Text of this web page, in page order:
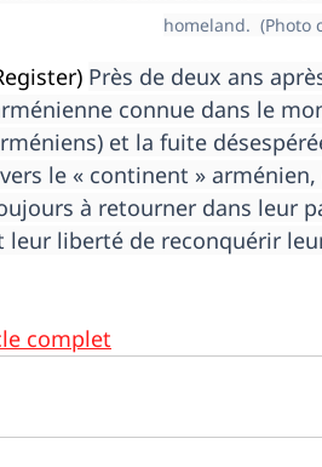
homeland.  (Photo
Près de deux ans
connue dans le
et la fuite
le « continent »
à retourner dans leur
leur liberté de reconquérir
complet